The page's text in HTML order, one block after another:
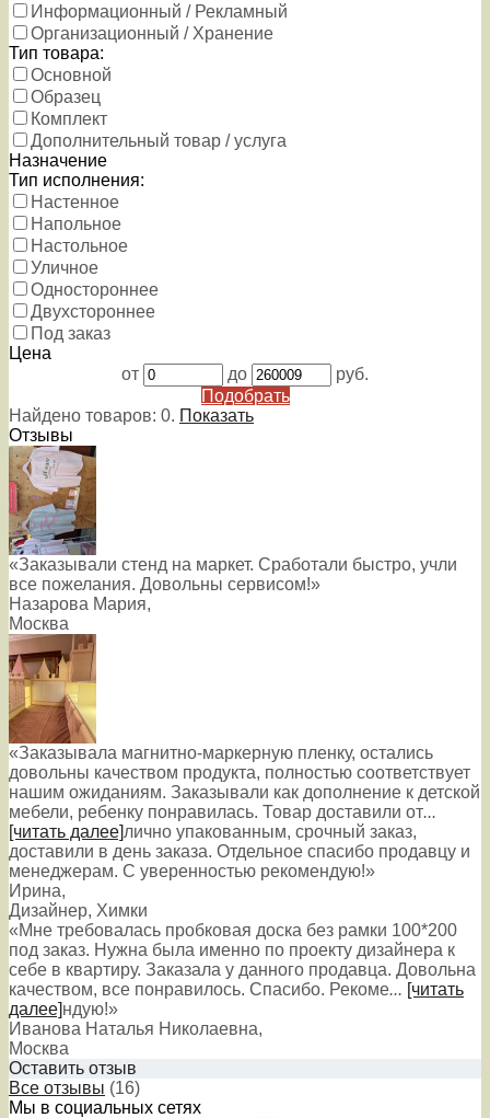
Информационный / Рекламный
Организационный / Хранение
Тип товара:
Основной
Образец
Комплект
Дополнительный товар / услуга
Назначение
Тип исполнения:
Настенное
Напольное
Настольное
Уличное
Одностороннее
Двухстороннее
Под заказ
Цена
от
до
руб.
Подобрать
Найдено товаров: 0. Показать
Отзывы
«Заказывали стенд на маркет. Сработали быстро, учли
все пожелания. Довольны сервисом!»
Назарова Мария,
Москва
«Заказывала магнитно-маркерную пленку, остались
довольны качеством продукта, полностью соответствует
нашим ожиданиям. Заказывали как дополнение к детской
мебели, ребенку понравилась. Товар доставили от...
[читать далее]лично упакованным, срочный заказ,
доставили в день заказа. Отдельное спасибо продавцу и
менеджерам. С уверенностью рекомендую!»
Ирина,
Дизайнер, Химки
«Мне требовалась пробковая доска без рамки 100*200
под заказ. Нужна была именно по проекту дизайнера к
себе в квартиру. Заказала у данного продавца. Довольна
качеством, все понравилось. Спасибо. Рекоме... [читать
далее]ндую!»
Иванова Наталья Николаевна,
Москва
Оставить отзыв
Все отзывы (16)
Мы в социальных сетях